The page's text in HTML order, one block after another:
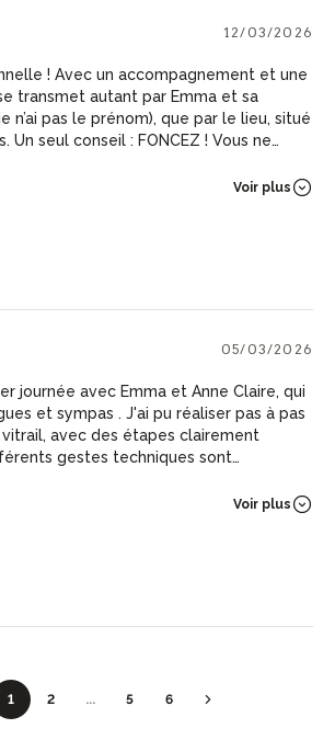
12/03/2026
! Avec un accompagnement et une
transmet autant par Emma et sa
n’ai pas le prénom), que par le lieu, situé
Un seul conseil : FONCEZ ! Vous ne
Voir plus
05/03/2026
journée avec Emma et Anne Claire, qui
et sympas . J'ai pu réaliser pas à pas
avec des étapes clairement
gestes techniques sont
forme au fur et à mesure. Une très
Voir plus
1 2 ... 5 6